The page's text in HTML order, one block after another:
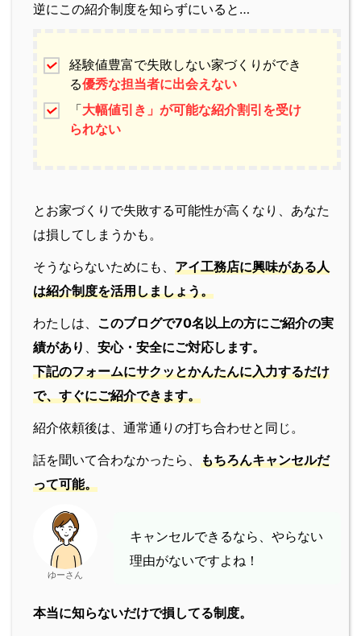
逆にこの紹介制度を知らずにいると…
経験値豊富で失敗しない家づくりができ
る優秀な担当者に出会えない
「大幅値引き」が可能な紹介割引を受け
られない
とお家づくりで失敗する可能性が高くなり、あなた
は損してしまうかも。
そうならないためにも、 アイ工務店に興味がある人
は紹介制度を活用しましょう。
わたしは、 このブログで70名以上の方にご紹介の実
績があり 、 安心・安全にご対応します。
下記のフォームにサクッとかんたんに入力するだけ
で、すぐにご紹介できます。
紹介依頼後は、通常通りの打ち合わせと同じ。
話を聞いて合わなかったら、 もちろんキャンセルだ
って可能。
ゆーさん
キャンセルできるなら、やらない
理由がないですよね！
本当に知らないだけで損してる制度。